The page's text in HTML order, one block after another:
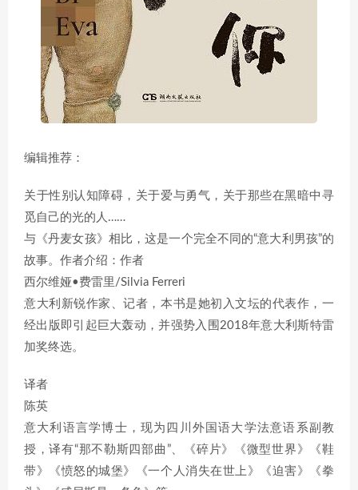
编辑推荐：
关于性别认知障碍，关于爱与勇气，关于那些在黑暗中寻
觅自己的光的人……
与《丹麦女孩》相比，这是一个完全不同的“意大利男孩”的
故事。作者介绍：作者
西尔维娅•费雷里/Silvia Ferreri
意大利新锐作家、记者，本书是她初入文坛的代表作，一
经出版即引起巨大轰动，并强势入围2018年意大利斯特雷
加奖终选。
译者
陈英
意大利语言学博士，现为四川外国语大学法意语系副教
授，译有“那不勒斯四部曲”、《碎片》《微型世界》《鞋
带》《愤怒的城堡》《一个人消失在世上》《迫害》《拳